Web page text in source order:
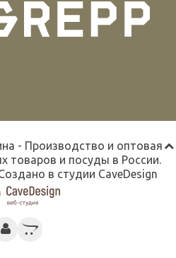
- Производство и оптовая
товаров и посуды в России.
в студии CaveDesign